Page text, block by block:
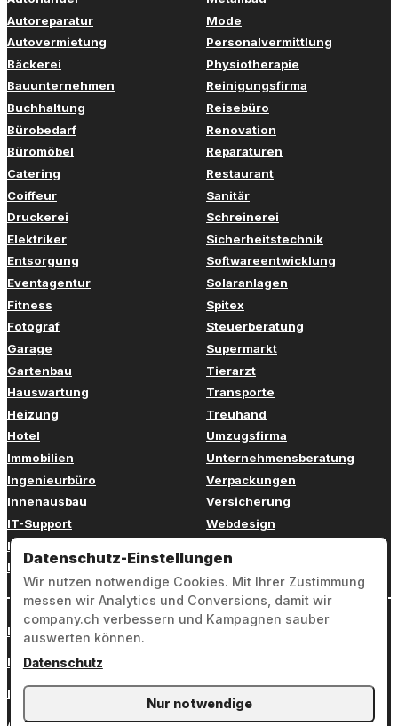
Autoreparatur
Autovermietung
Bäckerei
Bauunternehmen
Buchhaltung
Bürobedarf
Büromöbel
Catering
Coiffeur
Druckerei
Elektriker
Entsorgung
Eventagentur
Fitness
Fotograf
Garage
Gartenbau
Hauswartung
Heizung
Hotel
Immobilien
Ingenieurbüro
Innenausbau
IT-Support
Kinderbetreuung
Kosmetik
Mode
Personalvermittlung
Physiotherapie
Reinigungsfirma
Reisebüro
Renovation
Reparaturen
Restaurant
Sanitär
Schreinerei
Sicherheitstechnik
Softwareentwicklung
Solaranlagen
Spitex
Steuerberatung
Supermarkt
Tierarzt
Transporte
Treuhand
Umzugsfirma
Unternehmensberatung
Verpackungen
Versicherung
Webdesign
Zahnarzt
Login
Impressum
Datenschutz
Datenschutz-Einstellungen
Wir nutzen notwendige Cookies. Mit Ihrer Zustimmung
messen wir Analytics und Conversions, damit wir
company.ch verbessern und Kampagnen sauber
auswerten können.
Datenschutz
Nur notwendige